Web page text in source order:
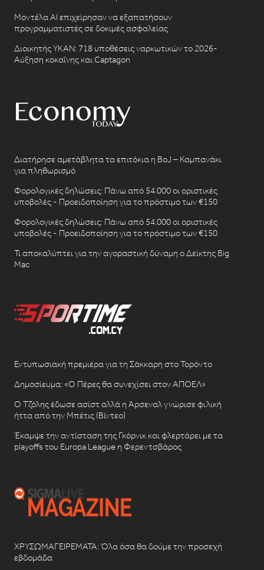
Μοντέλα AI επιχείρησαν να εξαπατήσουν
προγραμματιστές σε δοκιμές ασφαλείας
Διοικητής ΥΚΑΝ: 718 υποθέσεις ναρκωτικών το 2026-
Αύξηση κοκαΐνης και Captagon
Διατήρησε αμετάβλητα τα επιτόκια η BoJ – Καμπανάκι
για πληθωρισμό
Φορολογικές δηλώσεις: Πάνω από 54.000 οι οριστικές
υποβολές - Προειδοποίηση για το πρόστιμο των €150
Φορολογικές δηλώσεις: Πάνω από 54.000 οι οριστικές
υποβολές - Προειδοποίηση για το πρόστιμο των €150
Τι αποκαλύπτει για την αγοραστική δύναμη ο Δείκτης Big
Mac
Εντυπωσιακή πρεμιέρα για τη Σάκκαρη στο Τορόντο
Δημοσίευμα: «Ο Πέρες θα συνεχίσει στον ΑΠΟΕΛ»
Ο Τζόλης έδωσε ασίστ αλλά η Άρσεναλ γνώρισε φιλική
ήττα από την Μπέτις (Βίντεο)
Έκαμψε την αντίσταση της Γκόρνικ και φλερτάρει με τα
playoffs του Europa League η Φερεντσβάρος
ΧΡΥΣΩΜΑΓΕΙΡΕΜΑΤΑ: Όλα όσα θα δούμε την προσεχή
εβδομάδα